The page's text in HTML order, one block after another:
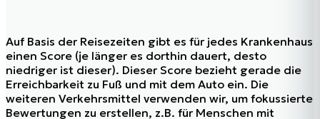
Auf Basis der Reisezeiten gibt es für jedes Krankenhaus
einen Score (je länger es dorthin dauert, desto
niedriger ist dieser). Dieser Score bezieht gerade die
Erreichbarkeit zu Fuß und mit dem Auto ein. Die
weiteren Verkehrsmittel verwenden wir, um fokussierte
Bewertungen zu erstellen, z.B. für Menschen mit